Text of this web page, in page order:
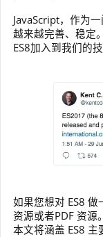
JavaScript，作为
越来越完善、稳定
ES8加入到我们的技
如果您想对 ES8
资源或者PDF 资源
本文将涵盖 ES8 主